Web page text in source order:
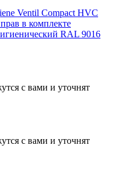
Ventil Compact HVC
в комплекте
RAL 9016
с вами и уточнят
с вами и уточнят